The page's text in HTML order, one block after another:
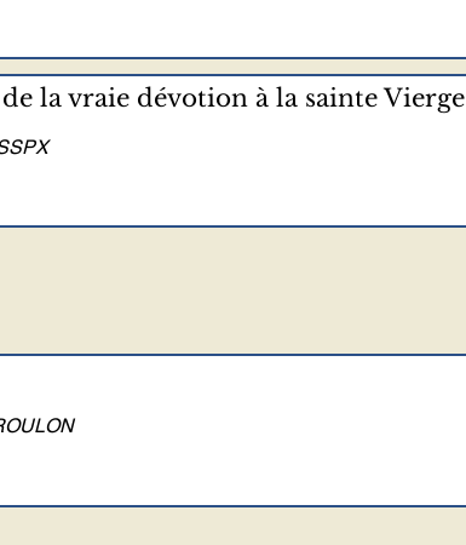
la vraie dévotion à la sainte Vierge